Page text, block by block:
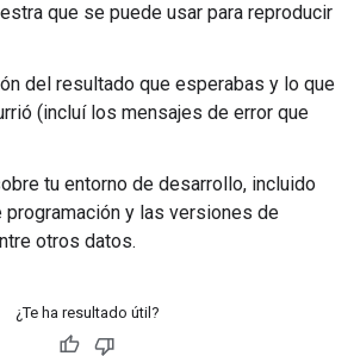
que se puede usar para reproducir
del resultado que esperabas y lo que
(incluí los mensajes de error que
tu entorno de desarrollo, incluido
programación y las versiones de
otros datos.
¿Te ha resultado útil?